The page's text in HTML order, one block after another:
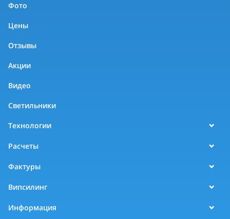
Фото
Цены
Отзывы
Акции
Видео
Светильники
Технологии
Расчеты
Фактуры
Випсилинг
Информация